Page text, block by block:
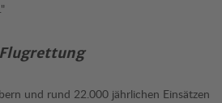
und rund 22.000 jährlichen Einsätzen